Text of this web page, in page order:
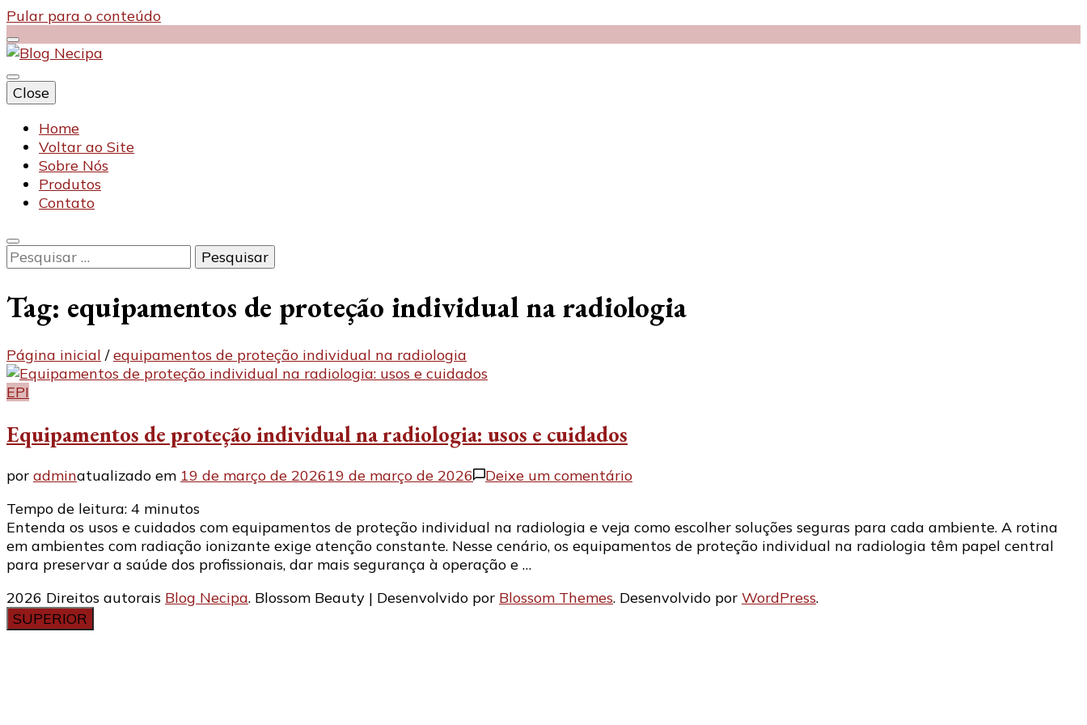
Pular para o conteúdo
Blog Necipa
Close
Home
Voltar ao Site
Sobre Nós
Produtos
Contato
Pesquisar
por:
Tag: equipamentos de proteção individual na radiologia
Página inicial / equipamentos de proteção individual na radiologia
EPI
Equipamentos de proteção individual na radiologia: usos e cuidados
por adminatualizado em 19 de março de 202619 de março de 2026 Deixe um comentárioem
proteção
individual
usos
Tempo de leitura: 4 minutos
Entenda os usos e cuidados com equipamentos de proteção individual na radiologia e veja como escolher soluções seguras para cada ambiente. A rotina
em ambientes com radiação ionizante exige atenção constante. Nesse cenário, os equipamentos de proteção individual na radiologia têm papel central
para preservar a saúde dos profissionais, dar mais segurança à operação e …
2026 Direitos autorais Blog Necipa. Blossom Beauty | Desenvolvido por Blossom Themes. Desenvolvido por WordPress.
SUPERIOR